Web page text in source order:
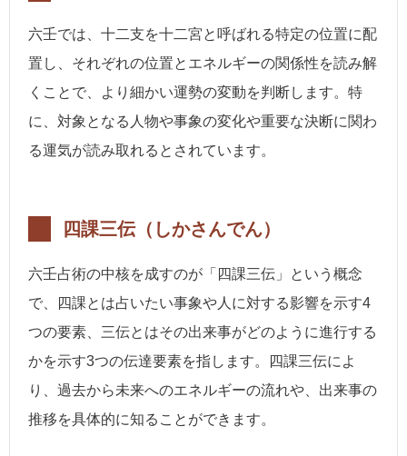
六壬では、十二支を十二宮と呼ばれる特定の位置に配
置し、それぞれの位置とエネルギーの関係性を読み解
くことで、より細かい運勢の変動を判断します。特
に、対象となる人物や事象の変化や重要な決断に関わ
る運気が読み取れるとされています。
四課三伝（しかさんでん）
六壬占術の中核を成すのが「四課三伝」という概念
で、四課とは占いたい事象や人に対する影響を示す4
つの要素、三伝とはその出来事がどのように進行する
かを示す3つの伝達要素を指します。四課三伝によ
り、過去から未来へのエネルギーの流れや、出来事の
推移を具体的に知ることができます。